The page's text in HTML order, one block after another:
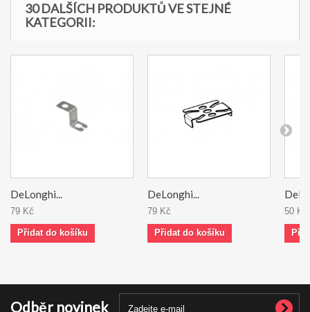
30 DALŠÍCH PRODUKTŮ VE STEJNÉ
KATEGORII:
DeLonghi...
79 Kč
Přidat do košíku
DeLonghi...
79 Kč
Přidat do košíku
50 Kč
Odběr novinek